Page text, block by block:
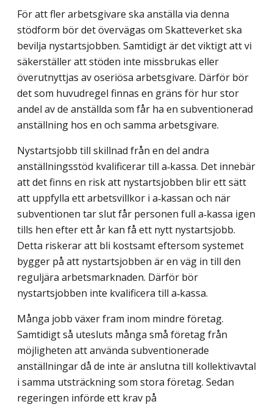
För att fler arbetsgivare ska anställa via denna
stödform bör det övervägas om Skatteverket ska
bevilja nystartsjobben. Samtidigt är det viktigt att vi
säkerställer att stöden inte missbrukas eller
överutnyttjas av oseriösa arbetsgivare. Därför bör
det som huvudregel finnas en gräns för hur stor
andel av de anställda som får ha en subventio­nerad
anställning hos en och samma arbetsgivare.
Nystartsjobb till skillnad från en del andra
anställningsstöd kvalificerar till a‑kassa. Det innebär
att det finns en risk att nystartsjobben blir ett sätt
att uppfylla ett arbets­villkor i a‑kassan och när
subventionen tar slut får personen full a‑kassa igen
tills hen efter ett år kan få ett nytt nystartsjobb.
Detta riskerar att bli kostsamt eftersom systemet
bygger på att nystartsjobben är en väg in till den
reguljära arbetsmarknaden. Därför bör
nystartsjobben inte kvalificera till a‑kassa.
Många jobb växer fram inom mindre företag.
Samtidigt så utesluts många små före­tag från
möjligheten att använda subventionerade
anställningar då de inte är anslutna till kollektivavtal
i samma utsträckning som stora företag. Sedan
regeringen införde ett krav på